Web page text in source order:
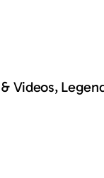
Videos,